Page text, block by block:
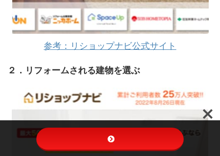
参考：リショップナビ公式サイト
２．リフォームされる建物を選ぶ